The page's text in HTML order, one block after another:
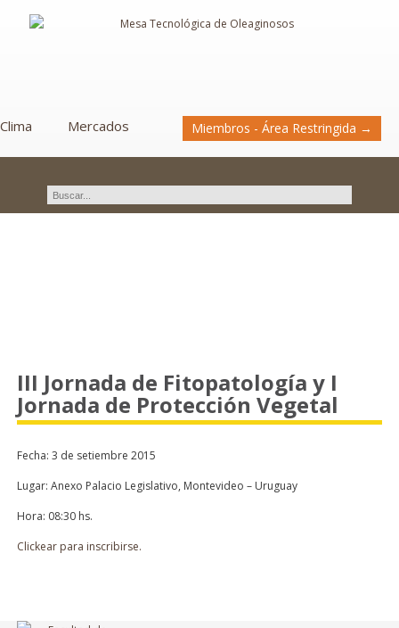
Clima Mercados Miembros - Área Restringida →
III Jornada de Fitopatología y I
Jornada de Protección Vegetal
Fecha: 3 de setiembre 2015
Lugar: Anexo Palacio Legislativo, Montevideo – Uruguay
Hora: 08:30 hs.
Clickear para inscribirse.